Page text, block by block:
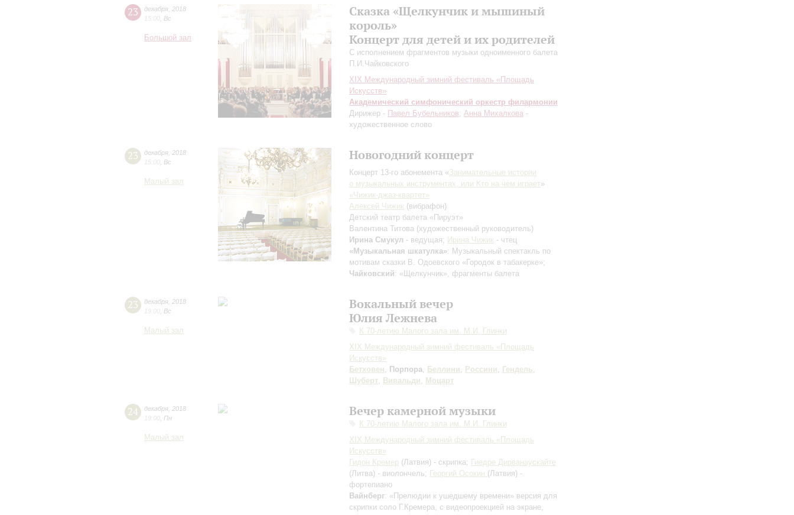
23 декабря 2018
15:00 Вс
Большой зал
Сказка «Щелкунчик и мышиный
король»
Концерт для детей и их родителей
C исполнением фрагментов музыки одноименного балета
П.И.Чайковского
XIX Международный зимний фестиваль «Площадь
Искусств»
Академический симфонический оркестр филармонии
Дирижер - Павел Бубельников; Анна Михалкова -
художественное слово
23 декабря 2018
15:00 Вс
Малый зал
Новогодний концерт
Концерт 13-го абонемента «Занимательные истории
о музыкальных инструментах, или Кто на чем играет»
«Чижик-джаз-квартет»
Алексей Чижик (вибрафон)
Детский театр балета «Пируэт»
Валентина Титова (художественный руководитель)
Ирина Смукул - ведущая; Ирина Чижик - чтец
«Музыкальная шкатулка»: Музыкальный спектакль по
мотивам сказки В. Одоевского «Городок в табакерке»;
Чайковский: «Щелкунчик», фрагменты балета
23 декабря 2018
19:00 Вс
Малый зал
Вокальный вечер
Юлия Лежнева
К 70-летию Малого зала им. М.И. Глинки
XIX Международный зимний фестиваль «Площадь
Искусств»
Бетховен, Порпора, Беллини, Россини, Гендель,
Шуберт, Вивальди, Моцарт
24 декабря 2018
19:00 Пн
Малый зал
Вечер камерной музыки
К 70-летию Малого зала им. М.И. Глинки
XIX Международный зимний фестиваль «Площадь
Искусств»
Гидон Кремер (Латвия) - скрипка; Гиедре Дирванаускайте
(Литва) - виолончель; Георгий Осокин (Латвия) -
фортепиано
Вайнберг: «Прелюдии к ушедшему времени» версия для
скрипки соло Г.Кремера, с видеопроекцией на экране,